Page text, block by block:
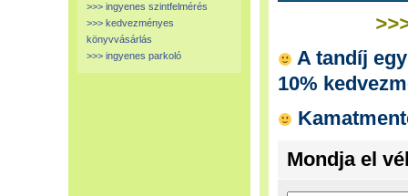
>>> ingyenes szintfelmérés
>>> kedvezményes
könyvvásárlás
>>> ingyenes parkoló
A tandíj
10%
Mondja el